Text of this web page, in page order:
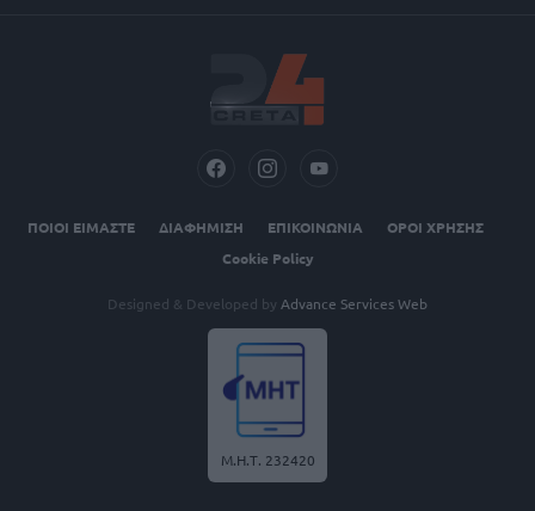
ΠΟΙΟΙ ΕΙΜΑΣΤΕ ΔΙΑΦΗΜΙΣΗ ΕΠΙΚΟΙΝΩΝΙΑ
ΟΡΟΙ ΧΡΗΣΗΣ
Cookie Policy
Designed & Developed by Advance Services Web
Μ.Η.Τ. 232420